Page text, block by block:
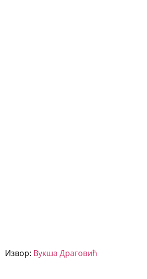
Извор: Вукша Драговић